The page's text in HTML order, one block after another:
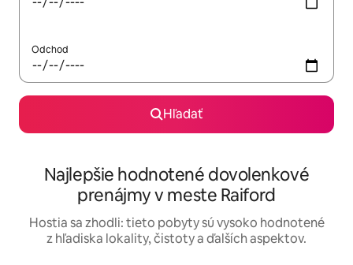
Odchod
Hľadať
Najlepšie hodnotené dovolenkové
prenájmy v meste Raiford
Hostia sa zhodli: tieto pobyty sú vysoko hodnotené
z hľadiska lokality, čistoty a ďalších aspektov.